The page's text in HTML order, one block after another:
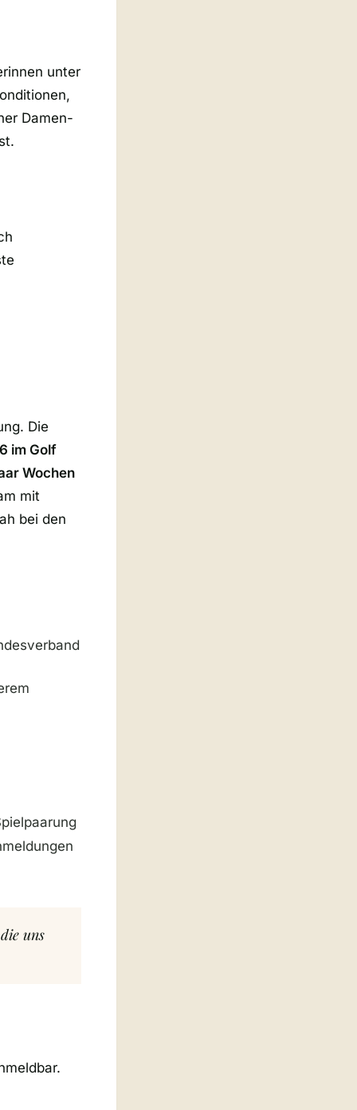
unter
Damen-
Die
im Golf
Wochen
mit
bei den
uns